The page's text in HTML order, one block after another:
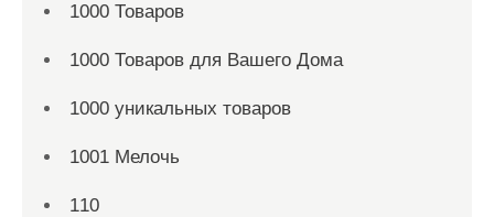
1000 Товаров
1000 Товаров для Вашего Дома
1000 уникальных товаров
1001 Мелочь
110